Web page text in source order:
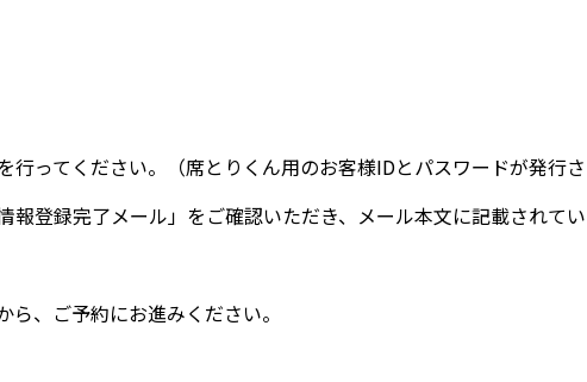
行ってください。（席とりくん用のお客様IDとパスワードが発行
報登録完了メール」をご確認いただき、メール本文に記載されて
ら、ご予約にお進みください。